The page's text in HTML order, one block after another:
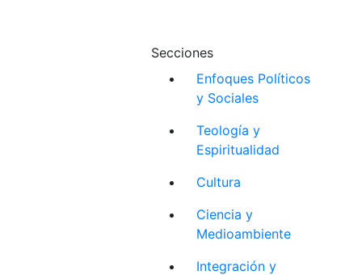
Secciones
Enfoques Políticos
y Sociales
Teología y
Espiritualidad
Cultura
Ciencia y
Medioambiente
Integración y